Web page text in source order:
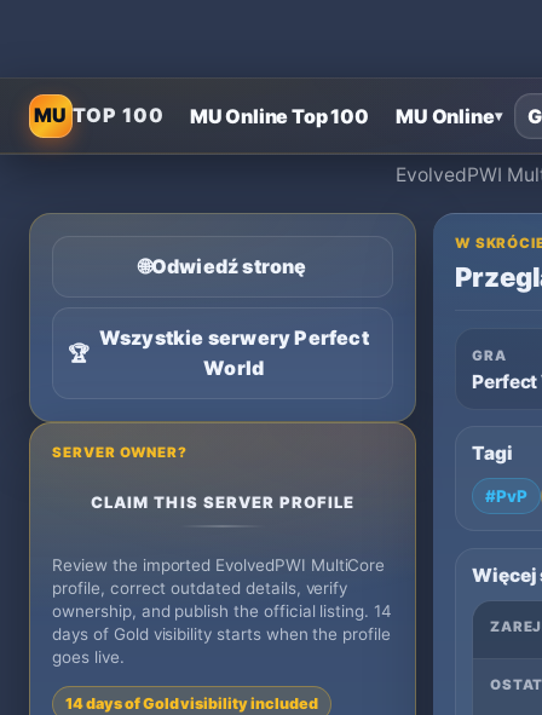
MUTOP 100 MU Online Top 100 MU Online▾
EvolvedPWI
🌐Odwiedź stronę
🏆
Wszystkie serwery Perfect
World
SERVER OWNER?
CLAIM THIS SERVER PROFILE
Review the imported EvolvedPWI MultiCore
profile, correct outdated details, verify
ownership, and publish the official listing. 14
days of Gold visibility starts when the profile
goes live.
14 days of Gold visibility included
W
GRA
Perfect
Tagi
#PvP
Więcej